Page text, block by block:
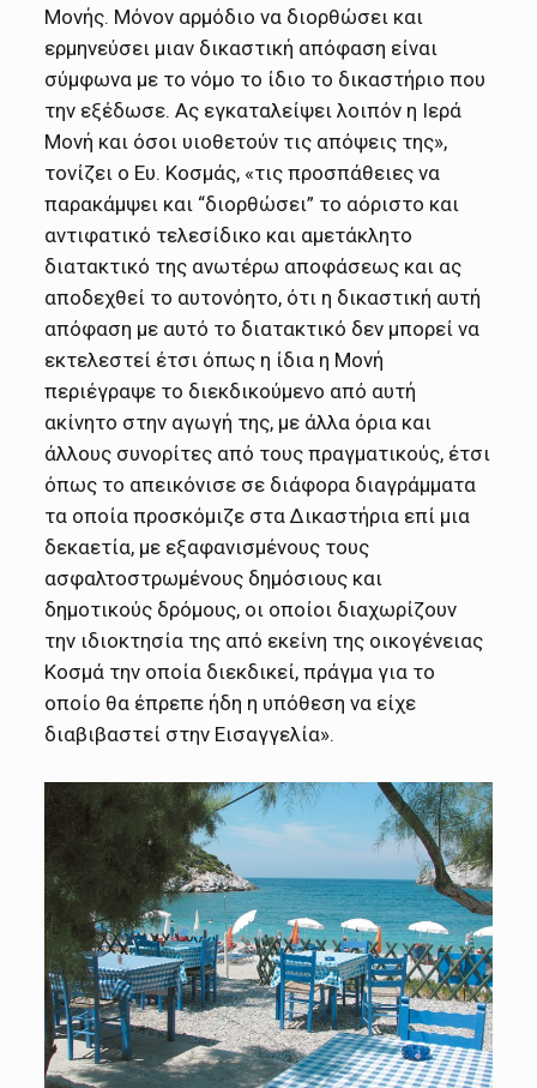
Μονής. Μόνον αρμόδιο να διορθώσει και
ερμηνεύσει μιαν δικαστική απόφαση είναι
σύμφωνα με το νόμο το ίδιο το δικαστήριο που
την εξέδωσε. Ας εγκαταλείψει λοιπόν η Ιερά
Μονή και όσοι υιοθετούν τις απόψεις της»,
τονίζει ο Ευ. Κοσμάς, «τις προσπάθειες να
παρακάμψει και “διορθώσει” το αόριστο και
αντιφατικό τελεσίδικο και αμετάκλητο
διατακτικό της ανωτέρω αποφάσεως και ας
αποδεχθεί το αυτονόητο, ότι η δικαστική αυτή
απόφαση με αυτό το διατακτικό δεν μπορεί να
εκτελεστεί έτσι όπως η ίδια η Μονή
περιέγραψε το διεκδικούμενο από αυτή
ακίνητο στην αγωγή της, με άλλα όρια και
άλλους συνορίτες από τους πραγματικούς, έτσι
όπως το απεικόνισε σε διάφορα διαγράμματα
τα οποία προσκόμιζε στα Δικαστήρια επί μια
δεκαετία, με εξαφανισμένους τους
ασφαλτοστρωμένους δημόσιους και
δημοτικούς δρόμους, οι οποίοι διαχωρίζουν
την ιδιοκτησία της από εκείνη της οικογένειας
Κοσμά την οποία διεκδικεί, πράγμα για το
οποίο θα έπρεπε ήδη η υπόθεση να είχε
διαβιβαστεί στην Εισαγγελία».